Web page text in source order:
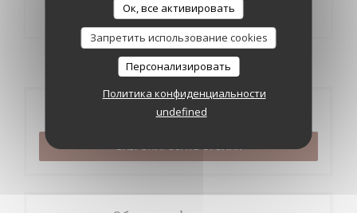
Ок, все активировать
Запретить использование cookies
Персонализировать
Политика конфиденциальности
undefined
19,60 EUR
Бронирование
ЗАБРОНИРОВАТЬ СТОЛИК